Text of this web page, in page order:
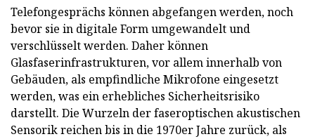
Telefongesprächs können abgefangen werden, noch
bevor sie in digitale Form umgewandelt und
verschlüsselt werden. Daher können
Glasfaserinfrastrukturen, vor allem innerhalb von
Gebäuden, als empfindliche Mikrofone eingesetzt
werden, was ein erhebliches Sicherheitsrisiko
darstellt. Die Wurzeln der faseroptischen akustischen
Sensorik reichen bis in die 1970er Jahre zurück, als